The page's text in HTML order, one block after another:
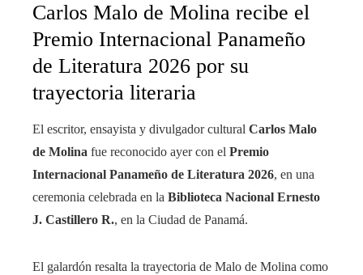
Carlos Malo de Molina recibe el
Premio Internacional Panameño
de Literatura 2026 por su
trayectoria literaria
El escritor, ensayista y divulgador cultural Carlos Malo
de Molina fue reconocido ayer con el Premio
Internacional Panameño de Literatura 2026, en una
ceremonia celebrada en la Biblioteca Nacional Ernesto
J. Castillero R., en la Ciudad de Panamá.
El galardón resalta la trayectoria de Malo de Molina como